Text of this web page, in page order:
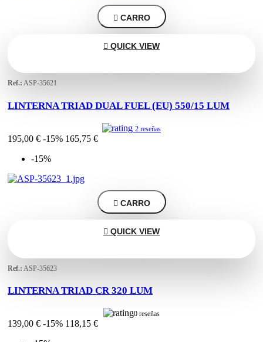
 CARRO
 QUICK VIEW
Ref.: ASP-35621
LINTERNA TRIAD DUAL FUEL (EU) 550/15 LUM
2 reseñas
195,00 € -15% 165,75 €
-15%
 CARRO
 QUICK VIEW
Ref.: ASP-35623
LINTERNA TRIAD CR 320 LUM
0 reseñas
139,00 € -15% 118,15 €